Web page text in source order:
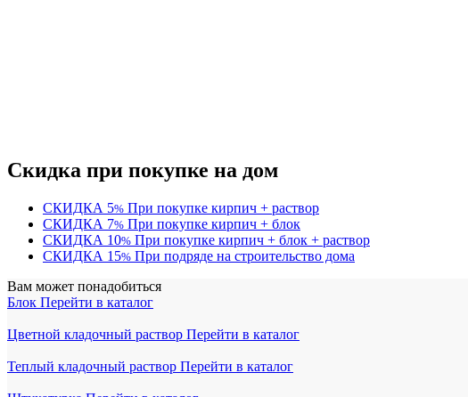
Скидка при покупке на дом
СКИДКА 5% При покупке кирпич + раствор
СКИДКА 7% При покупке кирпич + блок
СКИДКА 10% При покупке кирпич + блок + раствор
СКИДКА 15% При подряде на строительство дома
Вам может понадобиться
Блок Перейти в каталог
Цветной кладочный раствор Перейти в каталог
Теплый кладочный раствор Перейти в каталог